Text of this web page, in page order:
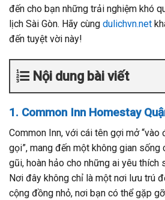
đến cho bạn những trải nghiệm khó
lịch Sài Gòn. Hãy cùng dulichvn.net
đến tuyệt vời này!
Nội dung bài viết
1. Common Inn Homestay
Common Inn, với cái tên gợi mở
gọi”, mang đến một không gian sống
gũi, hoàn hảo cho những ai yêu thích
Nơi đây không chỉ là một nơi lưu trú
cộng đồng nhỏ, nơi bạn có thể gặp